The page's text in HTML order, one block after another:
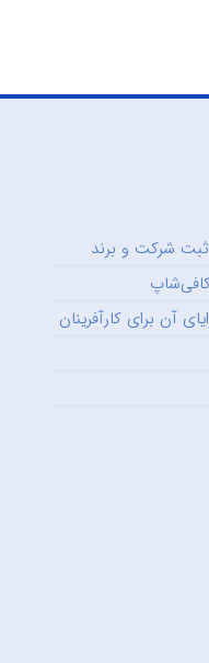
ثبت شرکت و برند
آن برای کارآفرینان